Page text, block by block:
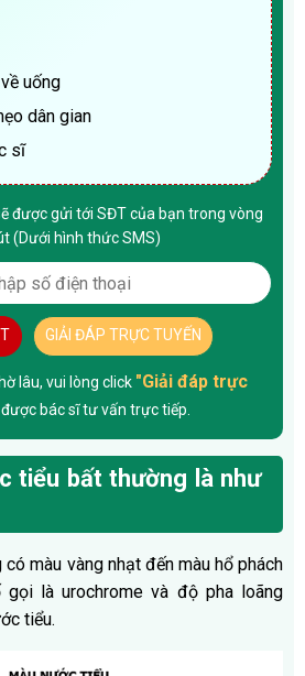
uống
dân gian
sĩ
được gửi tới SĐT của bạn trong vòng
(Dưới hình thức SMS)
GIẢI ĐÁP TRỰC TUYẾN
lâu, vui lòng click "Giải đáp trực
bác sĩ tư vấn trực tiếp.
tiểu bất thường là như
màu vàng nhạt đến màu hổ phách
là urochrome và độ pha loãng
tiểu.